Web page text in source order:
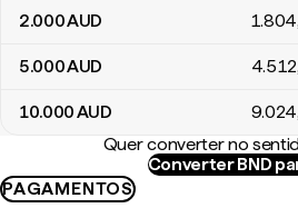
2.000AUD 1.804
5.000AUD 4.512
10.000AUD 9.024
Quer converter no
Converter BND
PAGAMENTOS